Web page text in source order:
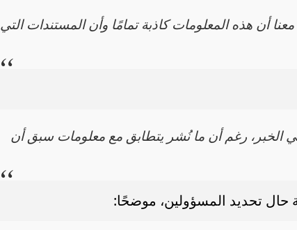
معنا أن هذه المعلومات كاذبة تمامًا وأن المستندات التي
الخبر، رغم أن ما نُشر يتطابق مع معلومات سبق أن
حال تحديد المسؤولين، موضحًا: